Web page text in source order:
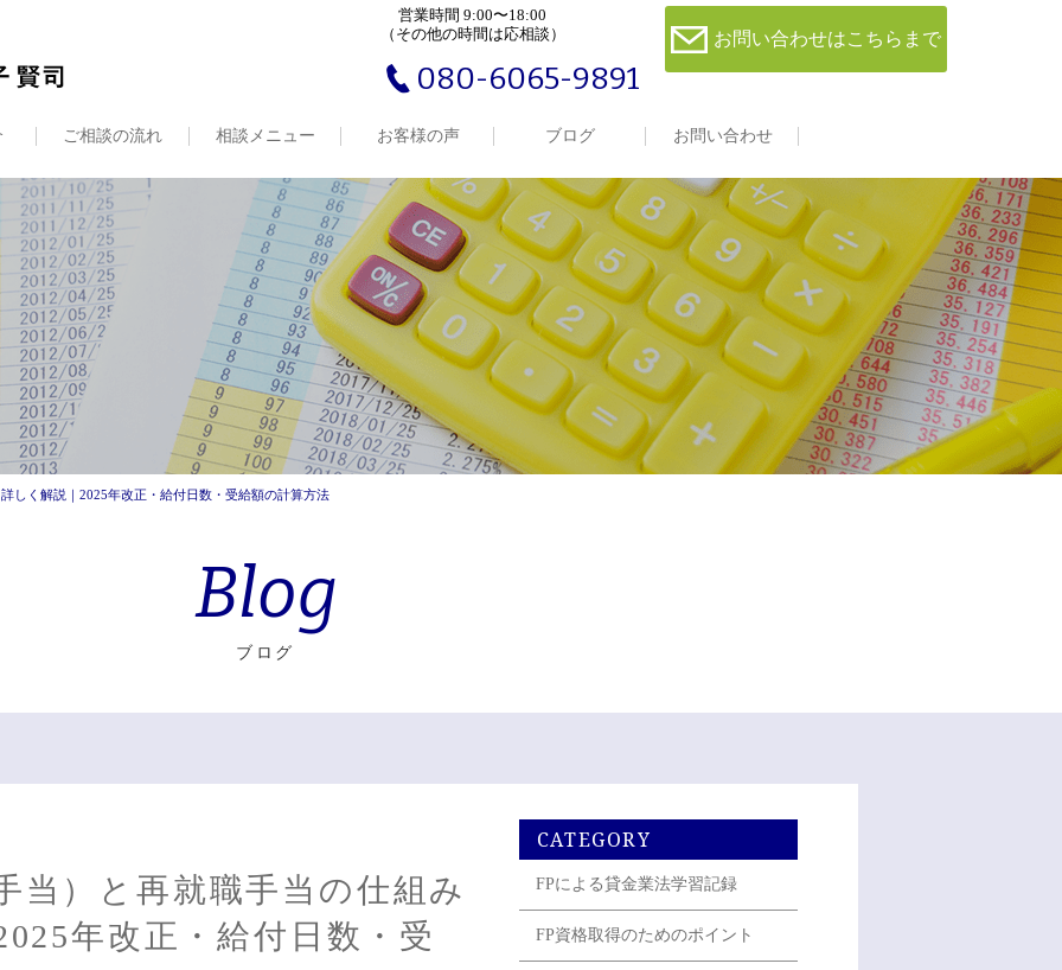
営業時間 9:00〜18:00
（その他の時間は応相談）
080-6065-9891
お問い合わせはこちらまで
ご相談の流れ 相談メニュー お客様の声 ブログ お問い合わせ
しく解説｜2025年改正・給付日数・受給額の計算方法
Blog
ブログ
当）と再就職手当の仕組み
年改正・給付日数・受
CATEGORY
FPによる貸金業法学習記録
FP資格取得のためのポイント